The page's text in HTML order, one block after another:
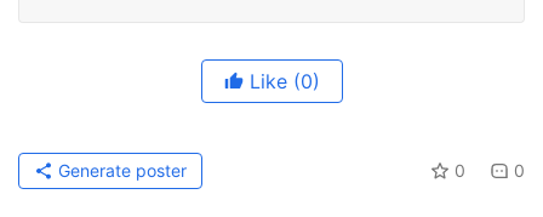
Like (0)
0 0
Generate poster